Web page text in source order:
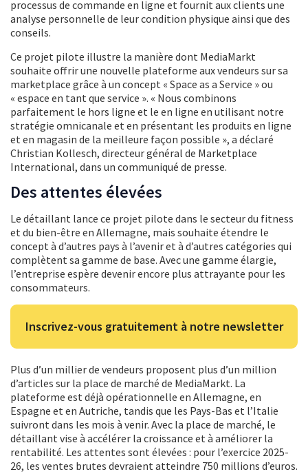
processus de commande en ligne et fournit aux clients une
analyse personnelle de leur condition physique ainsi que des
conseils.
Ce projet pilote illustre la manière dont MediaMarkt
souhaite offrir une nouvelle plateforme aux vendeurs sur sa
marketplace grâce à un concept « Space as a Service » ou
« espace en tant que service ». « Nous combinons
parfaitement le hors ligne et le en ligne en utilisant notre
stratégie omnicanale et en présentant les produits en ligne
et en magasin de la meilleure façon possible », a déclaré
Christian Kollesch, directeur général de Marketplace
International, dans un communiqué de presse.
Des attentes élevées
Le détaillant lance ce projet pilote dans le secteur du fitness
et du bien-être en Allemagne, mais souhaite étendre le
concept à d’autres pays à l’avenir et à d’autres catégories qui
complètent sa gamme de base. Avec une gamme élargie,
l’entreprise espère devenir encore plus attrayante pour les
consommateurs.
Inscrivez-vous gratuitement à notre newsletter
Plus d’un millier de vendeurs proposent plus d’un million
d’articles sur la place de marché de MediaMarkt. La
plateforme est déjà opérationnelle en Allemagne, en
Espagne et en Autriche, tandis que les Pays-Bas et l’Italie
suivront dans les mois à venir. Avec la place de marché, le
détaillant vise à accélérer la croissance et à améliorer la
rentabilité. Les attentes sont élevées : pour l’exercice 2025-
26, les ventes brutes devraient atteindre 750 millions d’euros.